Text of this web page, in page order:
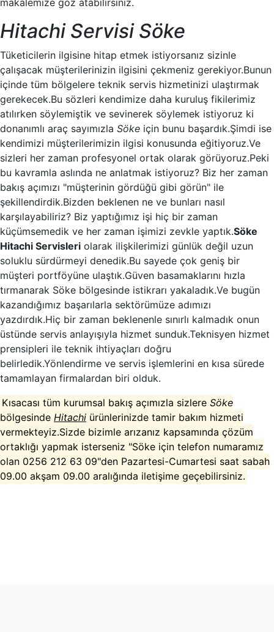
makalemize göz atabilirsiniz.
Hitachi Servisi Söke
Tüketicilerin ilgisine hitap etmek istiyorsanız sizinle
çalışacak müşterilerinizin ilgisini çekmeniz gerekiyor.Bunun
içinde tüm bölgelere teknik servis hizmetinizi ulaştırmak
gerekecek.Bu sözleri kendimize daha kuruluş fikilerimiz
atılırken söylemiştik ve sevinerek söylemek istiyoruz ki
donanımlı araç sayımızla Söke için bunu başardık.Şimdi ise
kendimizi müşterilerimizin ilgisi konusunda eğitiyoruz.Ve
sizleri her zaman profesyonel ortak olarak görüyoruz.Peki
bu kavramla aslında ne anlatmak istiyoruz? Biz her zaman
bakış açımızı "müşterinin gördüğü gibi görün" ile
şekillendirdik.Bizden beklenen ne ve bunları nasıl
karşılayabiliriz? Biz yaptığımız işi hiç bir zaman
küçümsemedik ve her zaman işimizi zevkle yaptık.Söke
Hitachi Servisleri olarak ilişkilerimizi günlük değil uzun
soluklu sürdürmeyi denedik.Bu sayede çok geniş bir
müşteri portföyüne ulaştık.Güven basamaklarını hızla
tırmanarak Söke bölgesinde istikrarı yakaladık.Ve bugün
kazandığımız başarılarla sektörümüze adımızı
yazdırdık.Hiç bir zaman beklenenle sınırlı kalmadık onun
üstünde servis anlayışıyla hizmet sunduk.Teknisyen hizmet
prensipleri ile teknik ihtiyaçları doğru
belirledik.Yönlendirme ve servis işlemlerini en kısa sürede
tamamlayan firmalardan biri olduk.
Kısacası tüm kurumsal bakış açımızla sizlereSöke
bölgesinde Hitachi ürünlerinizde tamir bakım hizmeti
vermekteyiz.Sizde bizimle arızanız kapsamında çözüm
ortaklığı yapmak isterseniz "Söke için telefon numaramız
olan 0256 212 63 09"den Pazartesi-Cumartesi saat sabah
09.00 akşam 09.00 aralığında iletişime geçebilirsiniz.